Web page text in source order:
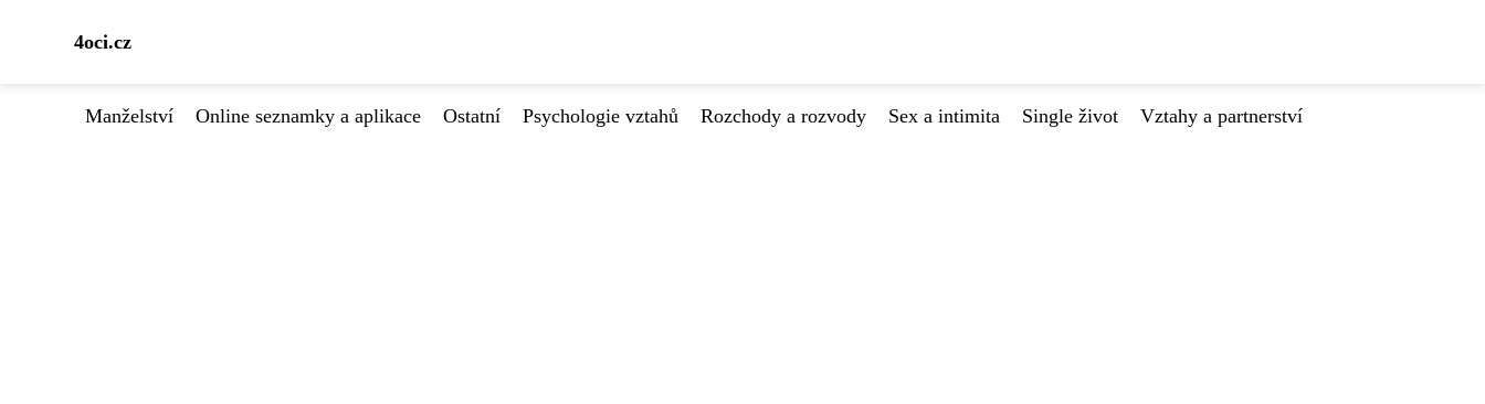
4oci.cz
Manželství Online seznamky a aplikace Ostatní Psychologie vztahů Rozchody a rozvody Sex a intimita Single život Vztahy a partnerství